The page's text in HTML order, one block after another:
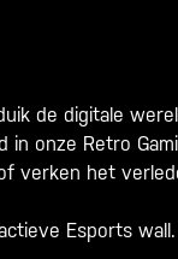
de digitale
onze Retro
verken het
Esports wall.